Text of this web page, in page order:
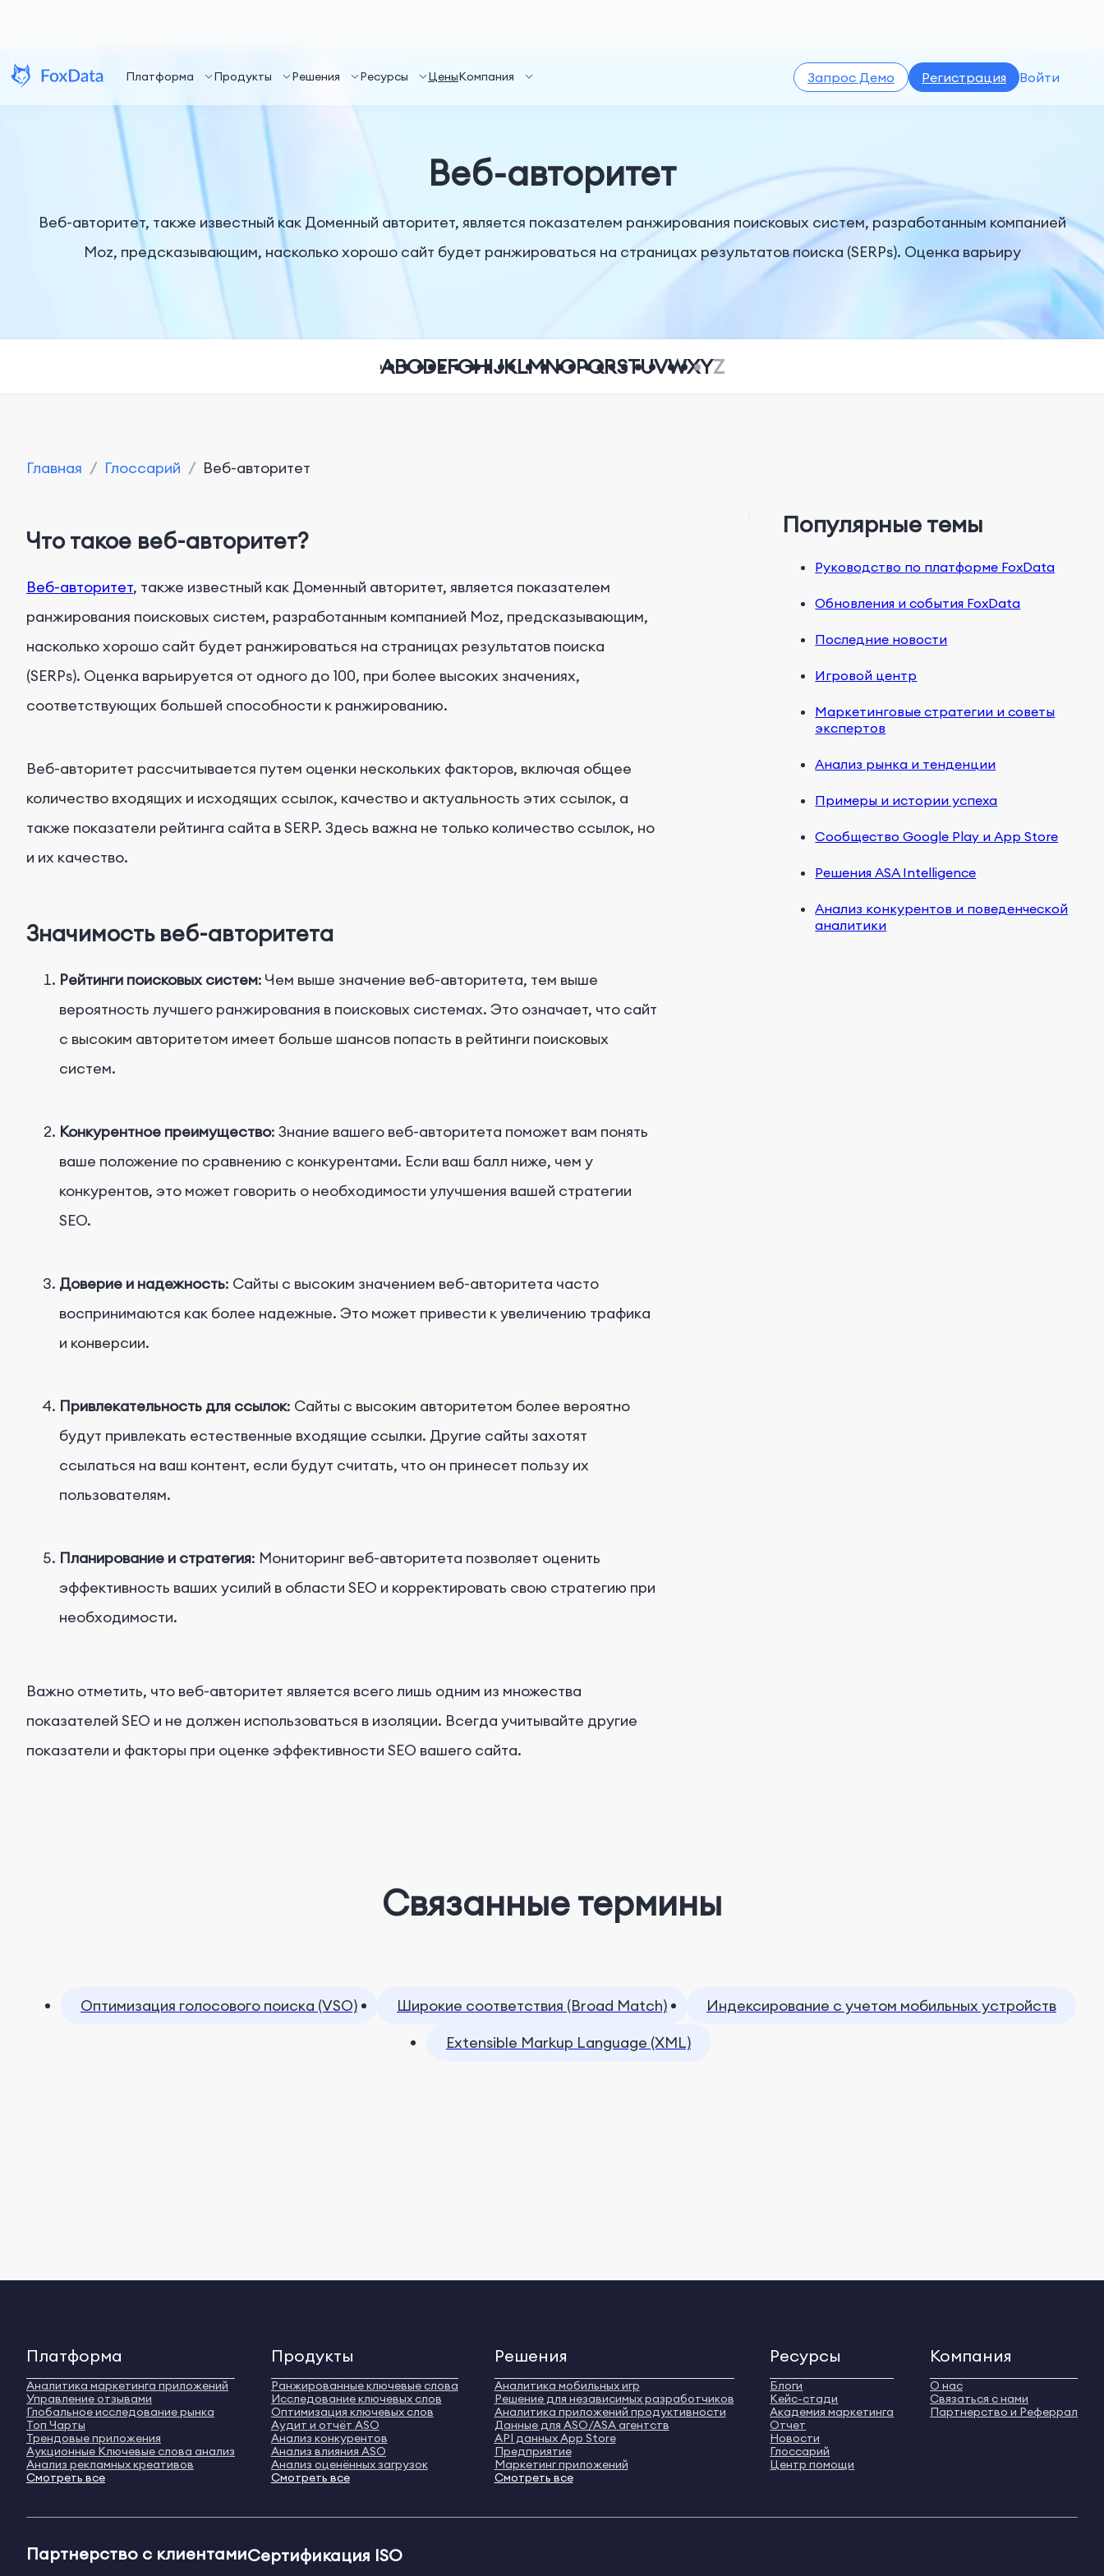
Платформа Продукты Решения Ресурсы ЦеныКомпания Запрос Демо Регистрация Войти
Веб-авторитет
Веб-авторитет, также известный как Доменный авторитет, является показателем ранжирования поисковых систем, разработанным компанией
Moz, предсказывающим, насколько хорошо сайт будет ранжироваться на страницах результатов поиска (SERPs). Оценка варьиру
ABCDEFGHIJKLMNOPQRSTUVWXYZ
Главная / Глоссарий / Веб-авторитет
Что такое веб-авторитет?
Веб-авторитет, также известный как Доменный авторитет, является показателем
ранжирования поисковых систем, разработанным компанией Moz, предсказывающим,
насколько хорошо сайт будет ранжироваться на страницах результатов поиска
(SERPs). Оценка варьируется от одного до 100, при более высоких значениях,
соответствующих большей способности к ранжированию.
Веб-авторитет рассчитывается путем оценки нескольких факторов, включая общее
количество входящих и исходящих ссылок, качество и актуальность этих ссылок, а
также показатели рейтинга сайта в SERP. Здесь важна не только количество ссылок, но
и их качество.
Значимость веб-авторитета
Рейтинги поисковых систем: Чем выше значение веб-авторитета, тем выше
вероятность лучшего ранжирования в поисковых системах. Это означает, что сайт
с высоким авторитетом имеет больше шансов попасть в рейтинги поисковых
систем.
Конкурентное преимущество: Знание вашего веб-авторитета поможет вам понять
ваше положение по сравнению с конкурентами. Если ваш балл ниже, чем у
конкурентов, это может говорить о необходимости улучшения вашей стратегии
SEO.
Доверие и надежность: Сайты с высоким значением веб-авторитета часто
воспринимаются как более надежные. Это может привести к увеличению трафика
и конверсии.
Привлекательность для ссылок: Сайты с высоким авторитетом более вероятно
будут привлекать естественные входящие ссылки. Другие сайты захотят
ссылаться на ваш контент, если будут считать, что он принесет пользу их
пользователям.
Планирование и стратегия: Мониторинг веб-авторитета позволяет оценить
эффективность ваших усилий в области SEO и корректировать свою стратегию при
необходимости.
Важно отметить, что веб-авторитет является всего лишь одним из множества
показателей SEO и не должен использоваться в изоляции. Всегда учитывайте другие
показатели и факторы при оценке эффективности SEO вашего сайта.
Популярные темы
Руководство по платформе FoxData
Обновления и события FoxData
Последние новости
Игровой центр
Маркетинговые стратегии и советы
экспертов
Анализ рынка и тенденции
Примеры и истории успеха
Сообщество Google Play и App Store
Решения ASA Intelligence
Анализ конкурентов и поведенческой
аналитики
Связанные термины
Оптимизация голосового поиска (VSO) Широкие соответствия (Broad Match)
Индексирование с учетом мобильных устройств
Extensible Markup Language (XML)
Платформа
Аналитика маркетинга приложений
Управление отзывами
Глобальное исследование рынка
Топ Чарты
Трендовые приложения
Аукционные Ключевые слова анализ
Анализ рекламных креативов
Смотреть все
Продукты
Ранжированные ключевые слова
Исследование ключевых слов
Оптимизация ключевых слов
Аудит и отчёт ASO
Анализ конкурентов
Анализ влияния ASO
Анализ оценённых загрузок
Смотреть все
Решения
Аналитика мобильных игр
Решение для независимых разработчиков
Аналитика приложений продуктивности
Данные для ASO/ASA агентств
API данных App Store
Предприятие
Маркетинг приложений
Смотреть все
Ресурсы
Блоги
Кейс-стади
Академия маркетинга
Отчет
Новости
Глоссарий
Центр помощи
Компания
О нас
Связаться с нами
Партнерство и Реферрал
Партнерство с клиентамиСертификация ISO